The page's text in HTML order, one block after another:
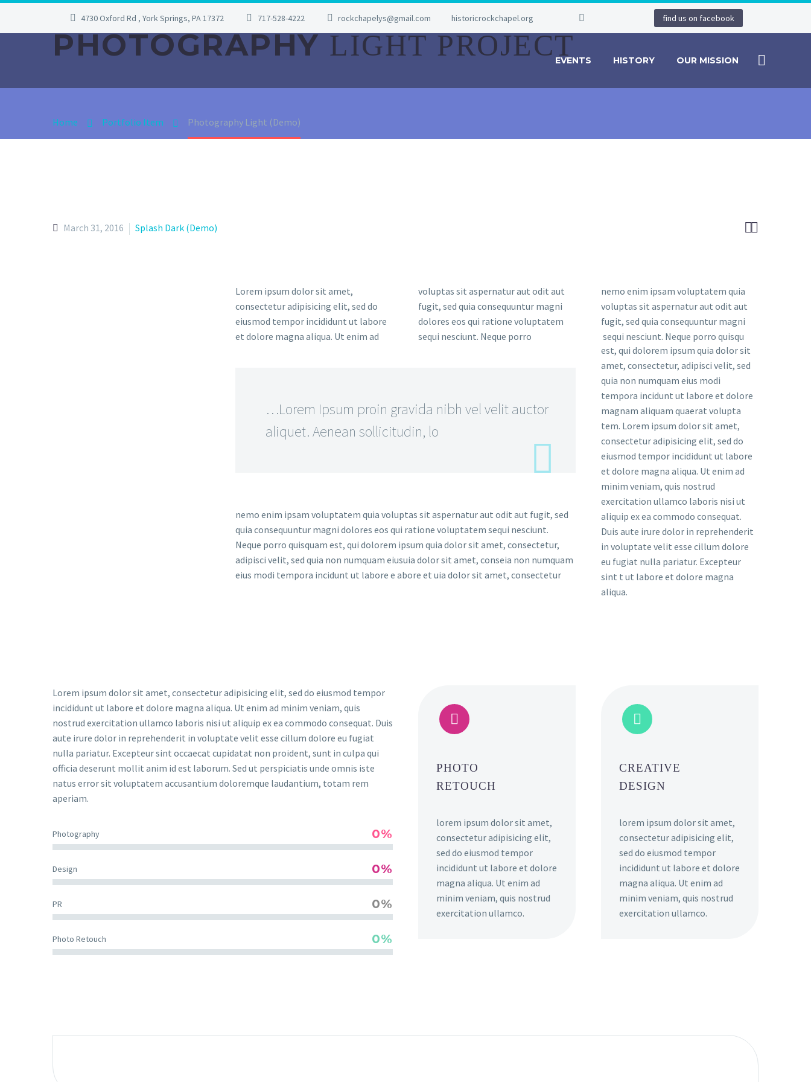
4730 Oxford Rd , York Springs, PA 17372 717-528-4222 rockchapelys@gmail.com historicrockchapel.org find us on facebook
EVENTS HISTORY OUR MISSION
PHOTOGRAPHYLIGHT PROJECT
Home Portfolio Item Photography Light (Demo)

March 31, 2016 Splash Dark (Demo)
Lorem ipsum dolor sit amet,
consectetur adipisicing elit, sed do
eiusmod tempor incididunt ut labore
et dolore magna aliqua. Ut enim ad
voluptas sit aspernatur aut odit aut
fugit, sed quia consequuntur magni
dolores eos qui ratione voluptatem
sequi nesciunt. Neque porro
nemo enim ipsam voluptatem quia
voluptas sit aspernatur aut odit aut
fugit, sed quia consequuntur magni
sequi nesciunt. Neque porro quisqu
…Lorem Ipsum proin gravida nibh vel velit auctor
aliquet. Aenean sollicitudin, lo
nemo enim ipsam voluptatem quia voluptas sit aspernatur aut odit aut fugit, sed
quia consequuntur magni dolores eos qui ratione voluptatem sequi nesciunt.
Neque porro quisquam est, qui dolorem ipsum quia dolor sit amet, consectetur,
adipisci velit, sed quia non numquam eiusuia dolor sit amet, conseia non numquam
eius modi tempora incidunt ut labore e abore et uia dolor sit amet, consectetur
est, qui dolorem ipsum quia dolor sit
amet, consectetur, adipisci velit, sed
quia non numquam eius modi
tempora incidunt ut labore et dolore
magnam aliquam quaerat volupta
tem. Lorem ipsum dolor sit amet,
consectetur adipisicing elit, sed do
eiusmod tempor incididunt ut labore
et dolore magna aliqua. Ut enim ad
minim veniam, quis nostrud
exercitation ullamco laboris nisi ut
aliquip ex ea commodo consequat.
Duis aute irure dolor in reprehenderit
in voluptate velit esse cillum dolore
eu fugiat nulla pariatur. Excepteur
sint t ut labore et dolore magna
aliqua.
Lorem ipsum dolor sit amet, consectetur adipisicing elit, sed do eiusmod tempor
incididunt ut labore et dolore magna aliqua. Ut enim ad minim veniam, quis
nostrud exercitation ullamco laboris nisi ut aliquip ex ea commodo consequat. Duis
aute irure dolor in reprehenderit in voluptate velit esse cillum dolore eu fugiat
nulla pariatur. Excepteur sint occaecat cupidatat non proident, sunt in culpa qui
officia deserunt mollit anim id est laborum. Sed ut perspiciatis unde omnis iste
natus error sit voluptatem accusantium doloremque laudantium, totam rem
aperiam.
Photography 0%
Design 0%
PR 0%
Photo Retouch 0%


PHOTO
RETOUCH
lorem ipsum dolor sit amet,
consectetur adipisicing elit,
sed do eiusmod tempor
incididunt ut labore et dolore
magna aliqua. Ut enim ad
minim veniam, quis nostrud
exercitation ullamco.


CREATIVE
DESIGN
lorem ipsum dolor sit amet,
consectetur adipisicing elit,
sed do eiusmod tempor
incididunt ut labore et dolore
magna aliqua. Ut enim ad
minim veniam, quis nostrud
exercitation ullamco.